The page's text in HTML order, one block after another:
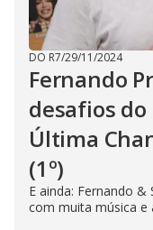
DO R7/29/11/2024
Fernando
desafios do
Última
(1º)
E ainda: Fernando
com muita música e